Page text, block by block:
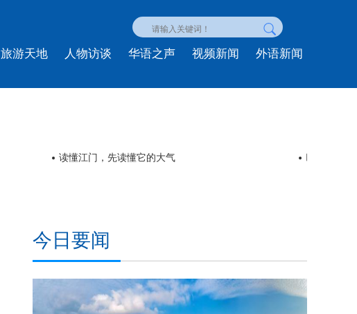
旅游天地 人物访谈 华语之声 视频新闻 外语新闻
读懂江门，先读懂它的大气
今日要闻